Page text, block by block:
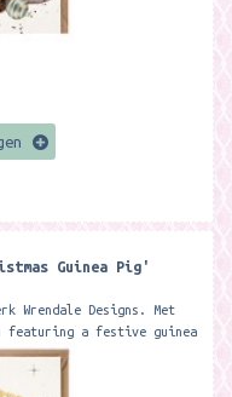
Guinea Pig'
Wrendale Designs. Met
featuring a festive guinea